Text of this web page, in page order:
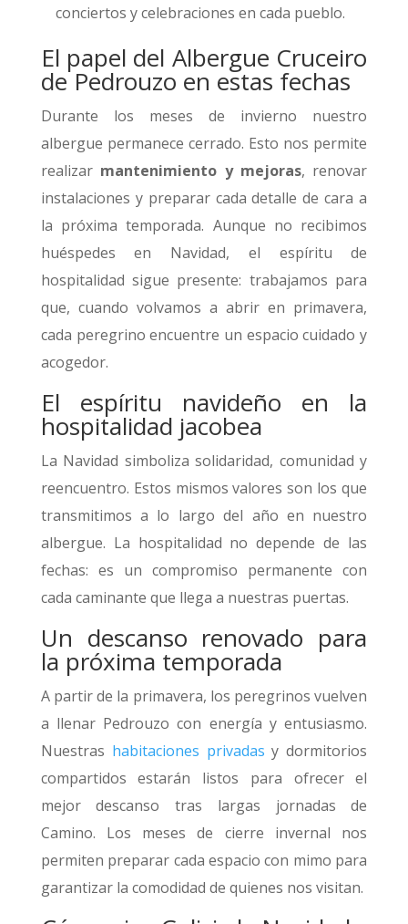
conciertos y celebraciones en cada pueblo.
El papel del Albergue Cruceiro
de Pedrouzo en estas fechas
Durante los meses de invierno nuestro
albergue permanece cerrado. Esto nos permite
realizar mantenimiento y mejoras, renovar
instalaciones y preparar cada detalle de cara a
la próxima temporada. Aunque no recibimos
huéspedes en Navidad, el espíritu de
hospitalidad sigue presente: trabajamos para
que, cuando volvamos a abrir en primavera,
cada peregrino encuentre un espacio cuidado y
acogedor.
El espíritu navideño en la
hospitalidad jacobea
La Navidad simboliza solidaridad, comunidad y
reencuentro. Estos mismos valores son los que
transmitimos a lo largo del año en nuestro
albergue. La hospitalidad no depende de las
fechas: es un compromiso permanente con
cada caminante que llega a nuestras puertas.
Un descanso renovado para
la próxima temporada
A partir de la primavera, los peregrinos vuelven
a llenar Pedrouzo con energía y entusiasmo.
Nuestras habitaciones privadas y dormitorios
compartidos estarán listos para ofrecer el
mejor descanso tras largas jornadas de
Camino. Los meses de cierre invernal nos
permiten preparar cada espacio con mimo para
garantizar la comodidad de quienes nos visitan.